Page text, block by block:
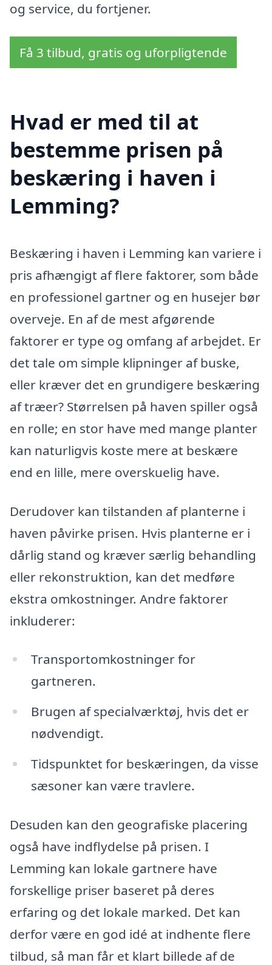
og service, du fortjener.
Få 3 tilbud, gratis og uforpligtende
Hvad er med til at
bestemme prisen på
beskæring i haven i
Lemming?
Beskæring i haven i Lemming kan variere i
pris afhængigt af flere faktorer, som både
en professionel gartner og en husejer bør
overveje. En af de mest afgørende
faktorer er type og omfang af arbejdet. Er
det tale om simple klipninger af buske,
eller kræver det en grundigere beskæring
af træer? Størrelsen på haven spiller også
en rolle; en stor have med mange planter
kan naturligvis koste mere at beskære
end en lille, mere overskuelig have.
Derudover kan tilstanden af planterne i
haven påvirke prisen. Hvis planterne er i
dårlig stand og kræver særlig behandling
eller rekonstruktion, kan det medføre
ekstra omkostninger. Andre faktorer
inkluderer:
Transportomkostninger for
gartneren.
Brugen af specialværktøj, hvis det er
nødvendigt.
Tidspunktet for beskæringen, da visse
sæsoner kan være travlere.
Desuden kan den geografiske placering
også have indflydelse på prisen. I
Lemming kan lokale gartnere have
forskellige priser baseret på deres
erfaring og det lokale marked. Det kan
derfor være en god idé at indhente flere
tilbud, så man får et klart billede af de